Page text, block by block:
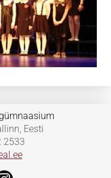
Eesti
2533